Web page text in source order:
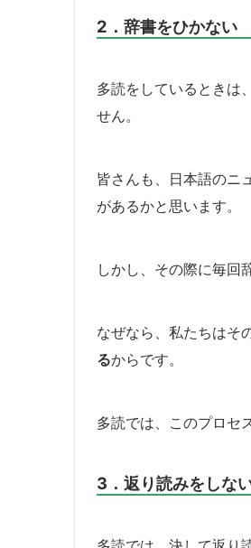
2．辞書をひかない
多読をしているときは
せん。
皆さんも、日本語のニ
があるかと思います。
しかし、その際に毎回
なぜなら、私たちはそ
るからです。
多読では、このプロセ
3．返り読みをしな